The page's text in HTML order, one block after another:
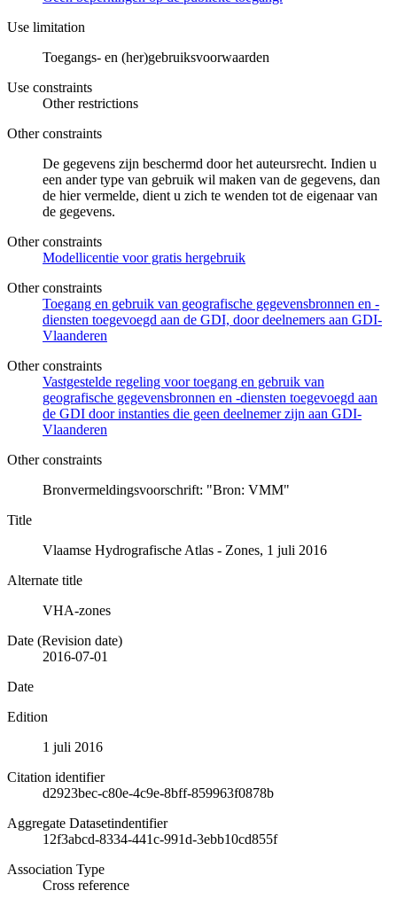
Use limitation
Toegangs- en (her)gebruiksvoorwaarden
Use constraints
Other restrictions
Other constraints
De gegevens zijn beschermd door het auteursrecht. Indien u
een ander type van gebruik wil maken van de gegevens, dan
de hier vermelde, dient u zich te wenden tot de eigenaar van
de gegevens.
Other constraints
Modellicentie voor gratis hergebruik
Other constraints
Toegang en gebruik van geografische gegevensbronnen en -
diensten toegevoegd aan de GDI, door deelnemers aan GDI-
Vlaanderen
Other constraints
Vastgestelde regeling voor toegang en gebruik van
geografische gegevensbronnen en -diensten toegevoegd aan
de GDI door instanties die geen deelnemer zijn aan GDI-
Vlaanderen
Other constraints
Bronvermeldingsvoorschrift: "Bron: VMM"
Title
Vlaamse Hydrografische Atlas - Zones, 1 juli 2016
Alternate title
VHA-zones
Date (Revision date)
2016-07-01
Date
Edition
1 juli 2016
Citation identifier
d2923bec-c80e-4c9e-8bff-859963f0878b
Aggregate Datasetindentifier
12f3abcd-8334-441c-991d-3ebb10cd855f
Association Type
Cross reference